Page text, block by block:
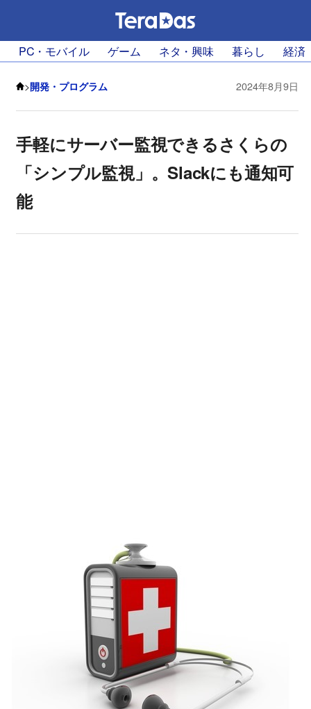
PC・モバイル ゲーム ネタ・興味 暮らし 経済
>開発・プログラム 2024年8月9日
手軽にサーバー監視できるさくらの
「シンプル監視」。Slackにも通知可
能